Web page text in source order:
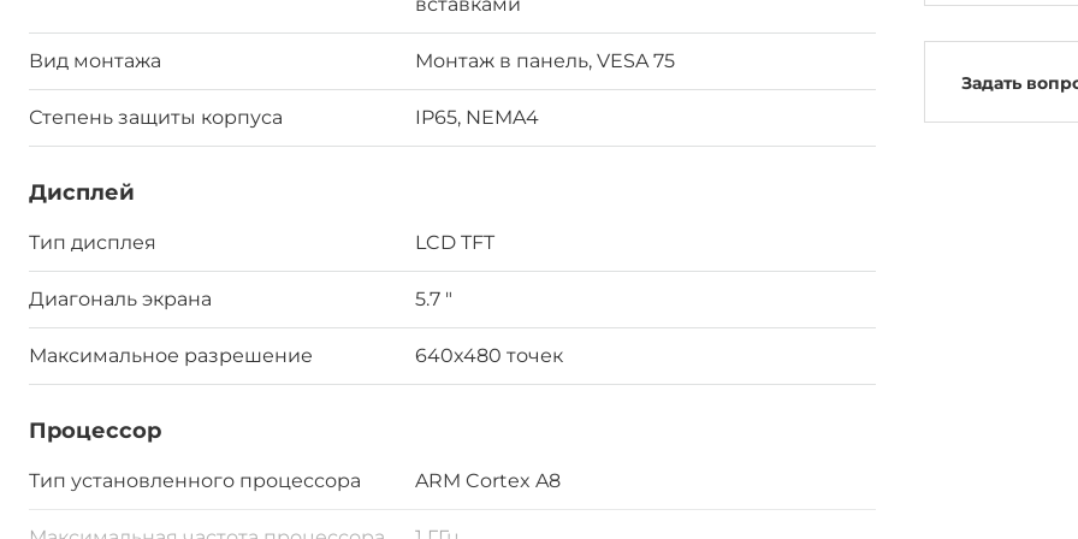
Вид монтажа Монтаж в панель, VESA 75
Степень защиты корпуса IP65, NEMA4
Дисплей
Тип дисплея LCD TFT
Диагональ экрана 5.7 "
Максимальное разрешение 640x480 точек
Процессор
Тип установленного процессора ARM Cortex A8
Задать